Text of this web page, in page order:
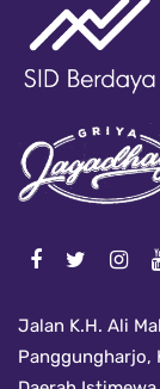
Jalan K.H. Ali
Panggungharjo,